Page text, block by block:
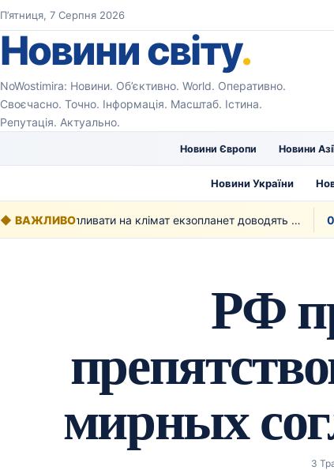
Перейти до вмісту
П’ятниця, 7 Серпня 2026
Новини світу.
NoWostimira: Новини. Об’єктивно. World. Оперативно.
Своєчасно. Точно. Інформація. Масштаб. Істина.
Репутація. Актуально.
Новини Європи Новини
Новини України
◆ ВАЖЛИВО Як рослинність може впливати на клімат екзопланет доводять вчені 00:24
РФ
мирных
3